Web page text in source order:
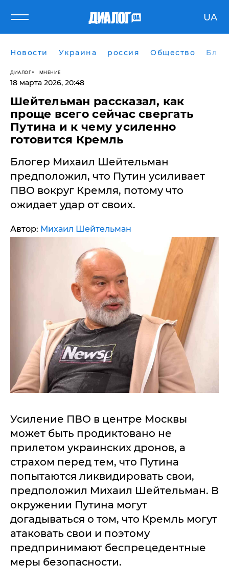
UA
Новости Украина россия Общество
ДИАЛОГ МНЕНИЕ
18 марта 2026, 20:48
Шейтельман рассказал, как
проще всего сейчас свергать
Путина и к чему усиленно
готовится Кремль
Блогер Михаил Шейтельман
предположил, что Путин усиливает
ПВО вокруг Кремля, потому что
ожидает удар от своих.
Автор: Михаил Шейтельман
Усиление ПВО в центре Москвы
может быть продиктовано не
прилетом украинских дронов, а
страхом перед тем, что Путина
попытаются ликвидировать свои,
предположил Михаил Шейтельман. В
окружении Путина могут
догадываться о том, что Кремль могут
атаковать свои и поэтому
предпринимают беспрецедентные
меры безопасности.